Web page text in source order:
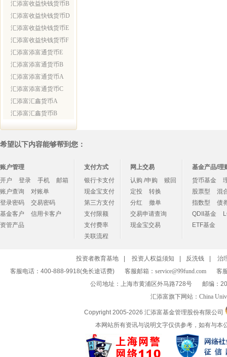
汇添富收益快钱货币B
汇添富收益快钱货币D
汇添富收益快钱货币E
汇添富收益快钱货币F
汇添富添富通货币E
汇添富添富通货币B
汇添富添富通货币A
汇添富添富通货币C
汇添富汇鑫货币A
汇添富汇鑫货币B
希望以下内容能够帮到您：
账户管理
开户
登录 手机
邮箱
账户查询
对账单
登录密码
交易密码
基金客户
信用卡客户
资管产品
支付方式
银行卡支付
现金宝支付
第三方支付
支付限额
支付费率
关联流程
网上交易
认购 /申购
赎回
定投
转换
分红
撤单
交易申请查询
现金宝交易
基金产品/理
货币基金
股票型
混
指数型
债
QDII基金
ETF基金
投资者教育基地 投资人权益须知 反洗钱
治
客服电话：400-888-9918(免长途话费)
客服邮箱： service@99fund.com
客
公司地址：上海市黄浦区外马路728号
邮编：
汇添富旗下网站： China
Copyright 2005-2026 汇添富基金管理股份有限公司
本网站所有资讯与说明文字仅供参考，如有与本